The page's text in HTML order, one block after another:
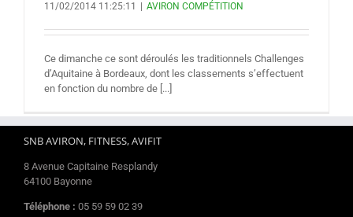
11/02/2014 11:25:11 AVIRON COMPÉTITION
Ce dimanche ce sont déroulés les traditionnels Challenges
d’Aquitaine à Bordeaux, dont les classements s’effectuent
en fonction du nombre de [...]
SNB AVIRON, FITNESS, AVIFIT
8 Avenue Capitaine Resplandy
64100 Bayonne
Téléphone : 05 59 59 02 39